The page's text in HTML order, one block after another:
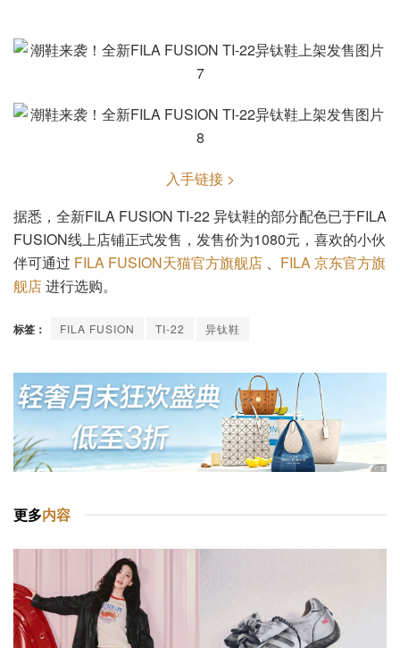
入手链接 >
据悉，全新FILA FUSION TI-22 异钛鞋的部分配色已于FILA
FUSION线上店铺正式发售，发售价为1080元，喜欢的小伙
伴可通过 FILA FUSION天猫官方旗舰店 、 FILA 京东官方旗
舰店进行选购。
标签： FILA FUSION TI-22 异钛鞋
更多内容